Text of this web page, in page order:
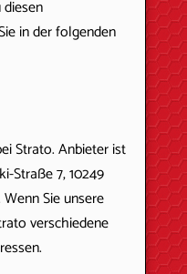
in der folgenden
Strato. Anbieter ist
Straße 7, 10249
Sie unsere
verschiedene